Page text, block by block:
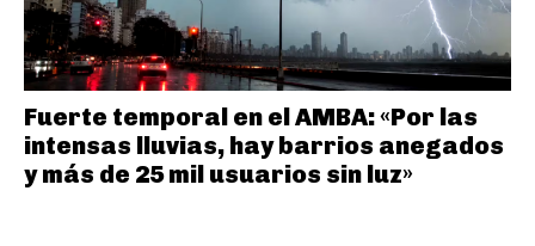
Fuerte temporal en el AMBA: «Por las
intensas lluvias, hay barrios anegados
y más de 25 mil usuarios sin luz»